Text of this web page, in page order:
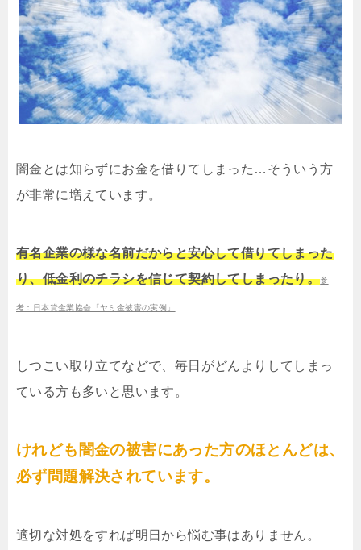
闇金とは知らずにお金を借りてしまった…そういう方
が非常に増えています。
有名企業の様な名前だからと安心して借りてしまった
り、低金利のチラシを信じて契約してしまったり。参
考：日本貸金業協会「ヤミ金被害の実例」
しつこい取り立てなどで、毎日がどんよりしてしまっ
ている方も多いと思います。
けれども闇金の被害にあった方のほとんどは、
必ず問題解決されています。
適切な対処をすれば明日から悩む事はありません。